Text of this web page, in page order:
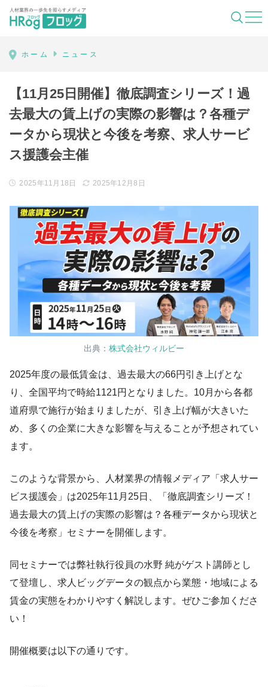
HRog | 人材業界の一歩先を照らすメディ
ホーム ニュース
【11月25日開催】徹底調査シリーズ！過
去最大の賃上げの実際の影響は？各種デ
ータから現状と今後を考察、求人サービ
ス援護会主催
2025年11月18日 2025年12月8日
出典： 株式会社ウィルビー
2025年度の最低賃金は、過去最大の66円引き上げとな
り、全国平均で時給1121円となりました。10月から各都
道府県で施行が始まりましたが、引き上げ幅が大きいた
め、多くの企業に大きな影響を与えることが予想されてい
ます。
このような背景から、人材業界の情報メディア「求人サー
ビス援護会」は2025年11月25日、「徹底調査シリーズ！
過去最大の賃上げの実際の影響は？各種データから現状と
今後を考察」セミナーを開催します。
同セミナーでは弊社執行役員の水野 純がゲスト講師とし
て登壇し、求人ビッグデータの観点から業態・地域による
賃金の実態をわかりやすく解説します。ぜひご参加くださ
い！
開催概要は以下の通りです。